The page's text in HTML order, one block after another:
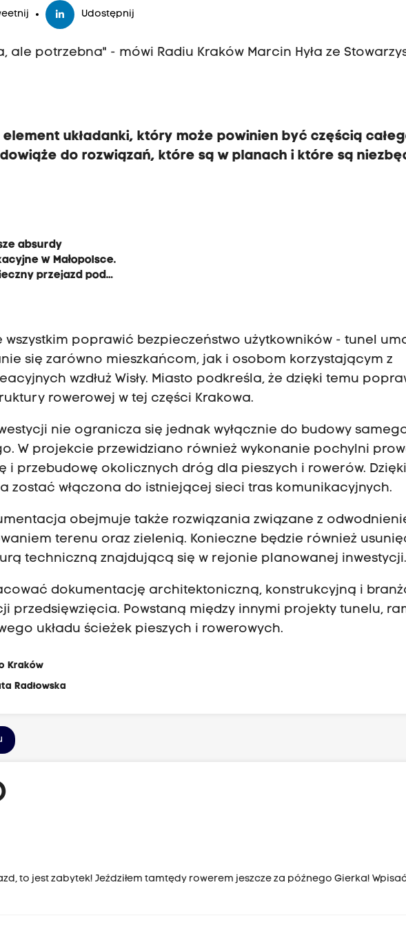
Udostępnij
ale potrzebna" - mówi Radiu Kraków Marcin Hyła ze
układanki, który może powinien być częścią
do rozwiązań, które są w planach i które są
absurdy
w Małopolsce.
przejazd pod
poprawić bezpieczeństwo użytkowników - tunel
się zarówno mieszkańcom, jak i osobom korzystającym z
wzdłuż Wisły. Miasto podkreśla, że dzięki temu
rowerowej w tej części Krakowa.
nie ogranicza się jednak wyłącznie do budowy
W projekcie przewidziano również wykonanie pochylni
i przebudowę okolicznych dróg dla pieszych i rowerów.
zostać włączona do istniejącej sieci tras komunikacyjnych.
obejmuje także rozwiązania związane z
terenu oraz zielenią. Konieczne będzie również
techniczną znajdującą się w rejonie planowanej inwestycji.
dokumentację architektoniczną, konstrukcyjną i
przedsięwzięcia. Powstaną między innymi projekty tunelu,
układu ścieżek pieszych i rowerowych.
Kraków
Radłowska
to jest zabytek! Jeździłem tamtędy rowerem jeszcze za późnego Gierka!